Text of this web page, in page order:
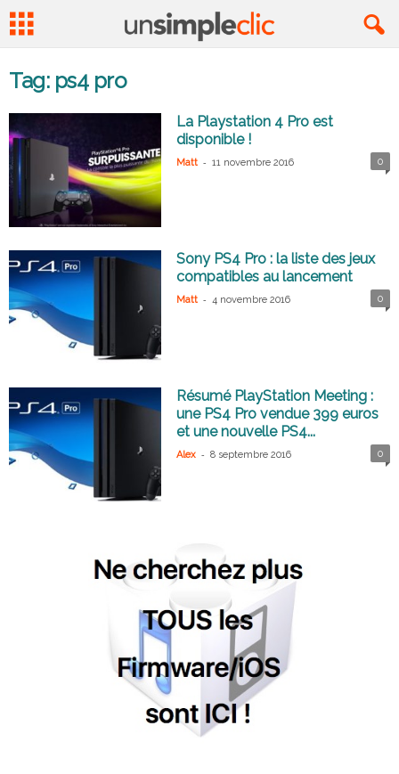
Tag: ps4 pro
La Playstation 4 Pro est
disponible !
Matt - 11 novembre 2016 0
Sony PS4 Pro : la liste des jeux
compatibles au lancement
Matt - 4 novembre 2016 0
Résumé PlayStation Meeting :
une PS4 Pro vendue 399 euros
et une nouvelle PS4...
Alex - 8 septembre 2016 0